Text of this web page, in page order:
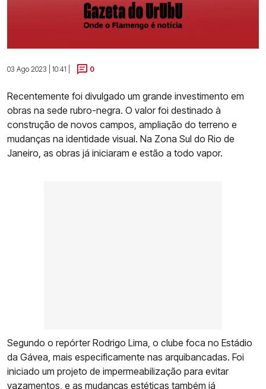
03 Ago 2023 | 10:41 | 0
Recentemente foi divulgado um grande investimento em
obras na sede rubro-negra. O valor foi destinado à
construção de novos campos, ampliação do terreno e
mudanças na identidade visual. Na Zona Sul do Rio de
Janeiro, as obras já iniciaram e estão a todo vapor.
Segundo o repórter Rodrigo Lima, o clube foca no Estádio
da Gávea, mais especificamente nas arquibancadas. Foi
iniciado um projeto de impermeabilização para evitar
vazamentos, e as mudanças estéticas também já